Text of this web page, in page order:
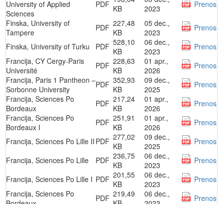
University of Applied
Sciences
PDF KB
2023
Prenos
Finska, University of
Tampere
PDF 227,48
KB
05 dec.,
2023
Prenos
Finska, University of Turku
PDF 528,10
KB
06 dec.,
2023
Prenos
Francija, CY Cergy-Paris
Université
PDF 228,63
KB
01 apr.,
2026
Prenos
Francija, Paris 1 Pantheon –
Sorbonne University
PDF 352,93
KB
09 dec.,
2025
Prenos
Francija, Sciences Po
Bordeaux
PDF 217,24
KB
01 apr.,
2026
Prenos
Francija, Sciences Po
Bordeaux I
PDF 251,91
KB
01 apr.,
2026
Prenos
Francija, Sciences Po Lille II PDF 277,02
KB
09 dec.,
2025
Prenos
Francija, Sciences Po Lille
PDF 236,75
KB
06 dec.,
2023
Prenos
Francija, Sciences Po Lille I PDF 201,55
KB
06 dec.,
2023
Prenos
Francija, Sciences Po
PDF 219,49
06 dec.,
Prenos